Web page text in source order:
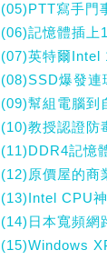
(05)PTT寫手門
(06)記憶體插上
(07)英特爾Intel
(08)SSD爆發連
(09)幫組電腦到
(10)教授認證防
(11)DDR4記憶
(12)原價屋的商
(13)Intel CPU
(14)日本寬頻網
(15)Windows